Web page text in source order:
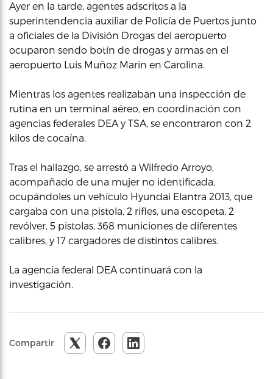
Ayer en la tarde, agentes adscritos a la
superintendencia auxiliar de Policía de Puertos junto
a oficiales de la División Drogas del aeropuerto
ocuparon sendo botín de drogas y armas en el
aeropuerto Luis Muñoz Marin en Carolina.
Mientras los agentes realizaban una inspección de
rutina en un terminal aéreo, en coordinación con
agencias federales DEA y TSA, se encontraron con 2
kilos de cocaína.
Tras el hallazgo, se arrestó a Wilfredo Arroyo,
acompañado de una mujer no identificada,
ocupándoles un vehículo Hyundai Elantra 2013, que
cargaba con una pistola, 2 rifles, una escopeta, 2
revólver, 5 pistolas, 368 municiones de diferentes
calibres, y 17 cargadores de distintos calibres.
La agencia federal DEA continuará con la
investigación.
Compartir